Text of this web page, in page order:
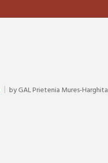
byGAL Prietenia Mures-Harghita